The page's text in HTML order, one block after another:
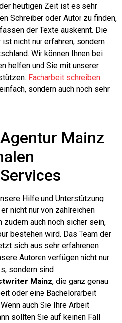
heutigen Zeit ist es sehr
Schreiber oder Autor zu finden,
der Texte auskennt. Die
nicht nur erfahren, sondern
Wir können Ihnen bei
helfen und Sie mit unserer
Facharbeit schreiben
sondern auch noch sehr
Mainz
Hilfe und Unterstützung
nicht nur von zahlreichen
zudem auch noch sicher sein,
bestehen wird. Das Team der
sich aus sehr erfahrenen
Autoren verfügen nicht nur
sondern sind
Mainz, die ganz genau
oder eine Bachelorarbeit
auch Sie Ihre Arbeit
sollten Sie auf keinen Fall